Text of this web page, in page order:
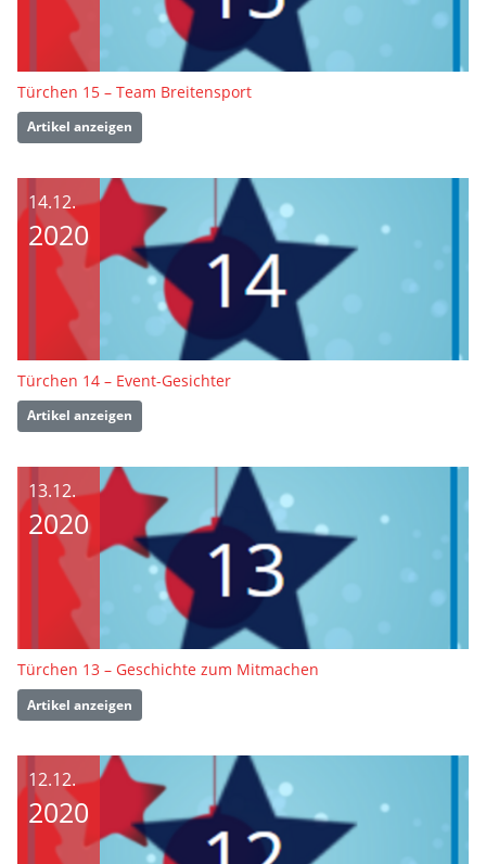
Türchen 15 – Team Breitensport
Artikel anzeigen
14.12.
2020
Türchen 14 – Event-Gesichter
Artikel anzeigen
13.12.
2020
Türchen 13 – Geschichte zum Mitmachen
Artikel anzeigen
12.12.
2020